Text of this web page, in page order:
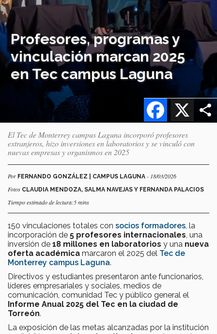
Profesores, programas y
vinculación marcan 2025
en Tec campus Laguna
X
Facebook
El Tec de Monterrey campus Laguna incorporó profesores
extranjeros, hizo inversiones en laboratorios y se vinculó con
nuevas empresas y organismos en 2025
Por FERNANDO GONZÁLEZ | CAMPUS LAGUNA - 18/03/2026
Fotos CLAUDIA MENDOZA, SALMA NAVEJAS Y FERNANDA PALACIOS
Tiempo estimado de lectura:5 mins
150 vinculaciones totales con socios formadores , la
incorporación de 5 profesores internacionales , una
inversión de 18 millones en laboratorios y una nueva
oferta académica marcaron el 2025 del Tec de
Monterrey campus Laguna.
Directivos y estudiantes presentaron ante funcionarios,
líderes empresariales y sociales, medios de
comunicación, comunidad Tec y público general el
Informe Anual 2025 del Tec en la ciudad de
Torreón.
La exposición de las metas alcanzadas por la institución